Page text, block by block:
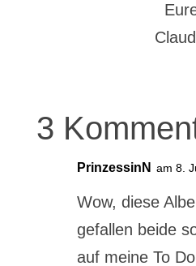
3
PrinzessinN am 8.
Wow, diese
gefallen beide
auf meine To